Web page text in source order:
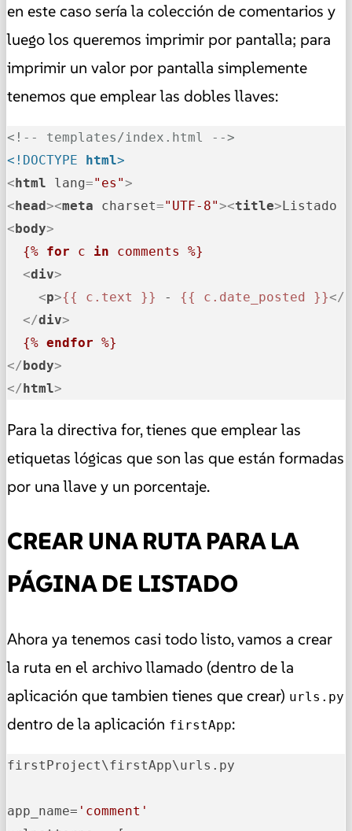
en este caso sería la colección de comentarios y
luego los queremos imprimir por pantalla; para
imprimir un valor por pantalla simplemente
tenemos que emplear las dobles llaves:
<!-- templates/index.html -->
<!DOCTYPE
html>
< html lang="es">
< head><meta charset="UTF-8"><title> Listado
< body>
{% for c in comments %}
<div>
<p>{{ c.text }} - {{ c.date_posted }}</
</div>
{% endfor %}
</ body>
</ html>
Para la directiva for, tienes que emplear las
etiquetas lógicas que son las que están formadas
por una llave y un porcentaje.
CREAR UNA RUTA PARA LA
PÁGINA DE LISTADO
Ahora ya tenemos casi todo listo, vamos a crear
la ruta en el archivo llamado (dentro de la
aplicación que tambien tienes que crear) urls.py
dentro de la aplicación firstApp:
firstProject\firstApp\urls.py
app_name= 'comment'